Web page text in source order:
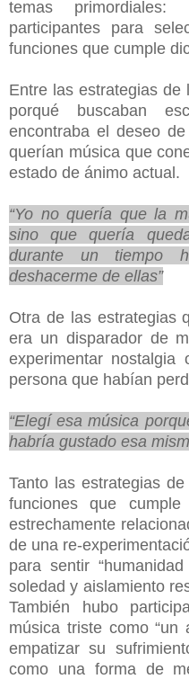
temas
participantes para
funciones que cumple
Entre las estrategias de
porqué buscaban
encontraba el deseo
querían música que
estado de ánimo actual.
“Yo no quería que la
sino que quería
durante un tiempo
deshacerme de ellas”
Otra de las estrategias
era un disparador de
experimentar
persona que habían
“Elegí esa música
habría gustado esa
Tanto las estrategias
funciones que
estrechamente
de una re-
para sentir
soledad y aislamiento
También hubo
música triste como “un
empatizar su
como una forma de